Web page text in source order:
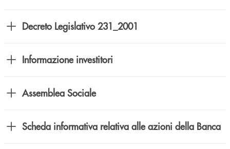
Decreto Legislativo 231_2001
Informazione investitori
Assemblea Sociale
Scheda informativa relativa alle azioni della Banca